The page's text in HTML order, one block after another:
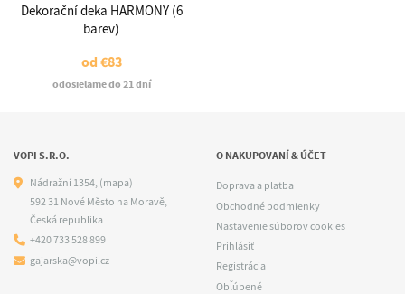
Dekorační deka HARMONY (6
barev)
od€83
odosielame do 21 dní
VOPI S.R.O.
Nádražní 1354,(mapa)
592 31 Nové Město na Moravě,
Česká republika
+420 733 528 899
gajarska@vopi.cz
O NAKUPOVANÍ & ÚČET
Doprava a platba
Obchodné podmienky
Nastavenie súborov cookies
Prihlásiť
Registrácia
Obľúbené